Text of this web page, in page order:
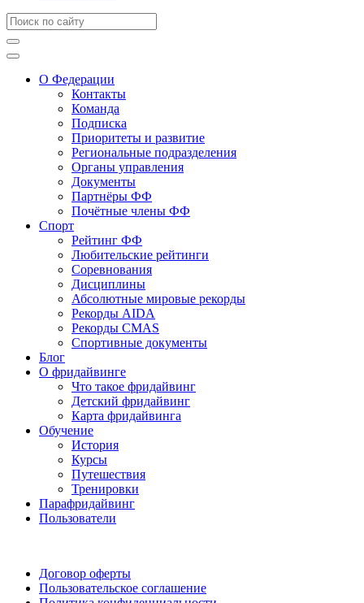
О Федерации
Контакты
Команда
Подписка
Приоритеты и развитие
Региональные подразделения
Органы управления
Документы
Партнёры ФФ
Почётные члены ФФ
Спорт
Рейтинг ФФ
Любительские рейтинги
Соревнования
Дисциплины
Абсолютные мировые рекорды
Рекорды AIDA
Рекорды CMAS
Спортивные документы
Блог
О фридайвинге
Что такое фридайвинг
Детский фридайвинг
Карта фридайвинга
Обучение
История
Курсы
Путешествия
Тренировки
Парафридайвинг
Пользователи
Договор оферты
Пользовательское соглашение